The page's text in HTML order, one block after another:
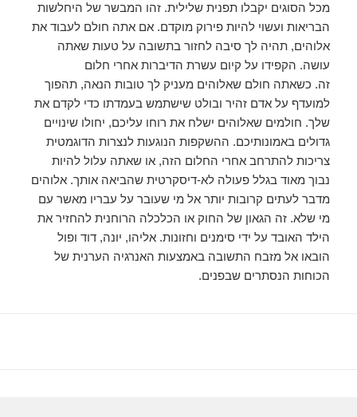
מכל הסוגים יקבלו תפנית שלילית. זהו המבשר של היחלשות
הבריאות ועשוי להיות פירוק מוקדם. אם אתה חולם לעבוד את
אלוהים, תהיה לך סיבה לחזור בתשובה על טעות שאתה
עושה. הקפידו על קיום עשרת הדיברות אחרי חלום
זה. כשאתה חולם שאלוהים מעניק לך טובות הנאה, תהפוך
למועדף על אדם זהיר ובולט שישתמש בעמדתו כדי לקדם את
שלך. חולמים שאלוהים ישלח את רוחו עליכם, יחולו שינויים
גדולים באמונותיכם. ההשקפות הנוגעות לנצרות הדוגמטית
צריכות להתרחב אחרי החלום הזה, או שאתה עלול להיות
נבוך מאוד בגלל פעולה לא-דיסקרטית שהביאה אותך. אלוהים
מדבר לעתים קרובות יותר אל מי שעובר על עבריו מאשר עם
מי שלא. זה הגאון של החוק או הכלכלה הרוחנית להחזיר את
הילד האובד על ידי סימנים וחזונות. אליהו, יונה, דוד ופול
הובאו אל מזבח התשובה באמצעות האנרגיה הערנית של
הכוחות הנסתרים שבפנים.